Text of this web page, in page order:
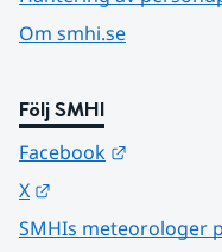
Om smhi.se
Följ SMHI
Facebook
X
SMHIs meteorologer